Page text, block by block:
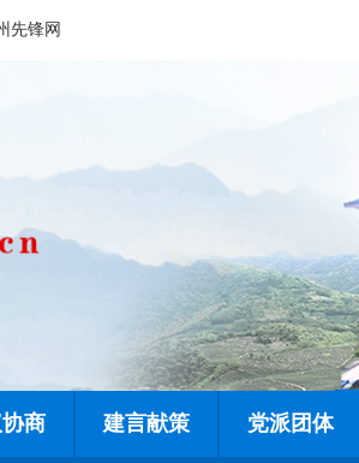
先锋网
商 建言献策 党派团体